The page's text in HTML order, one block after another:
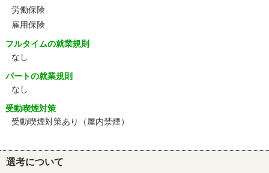
労働保険
雇用保険
フルタイムの就業規則
なし
パートの就業規則
なし
受動喫煙対策
受動喫煙対策あり（屋内禁煙）
選考について